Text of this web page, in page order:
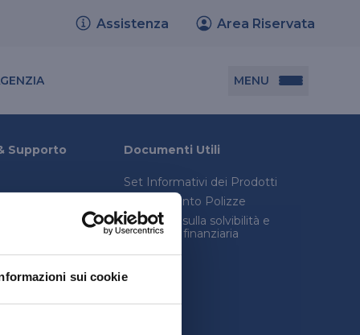
sui cookie
Assistenza Area Riservata
MENU
Documenti utili
Set informativi dei prodotti
Trasferimento polizze
Supporto Documenti Utili
Set Informativi dei Prodotti
Trasferimento Polizze
Relazione sulla solvibilità e
condizioni finanziaria